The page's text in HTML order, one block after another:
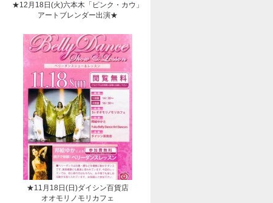
★12月18日(火)六本木「ピンク・カウ」
アートブレンダー出演★
★11月18日(日)ダイシン百貨店
オオモリノモリカフェ